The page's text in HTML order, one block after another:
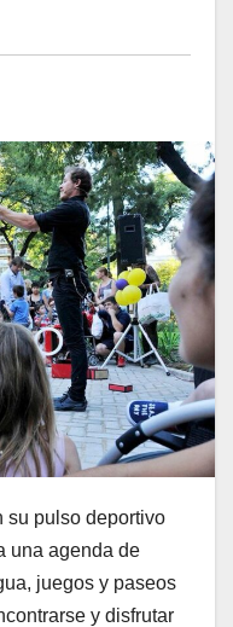
su pulso deportivo
una agenda de
juegos y paseos
y disfrutar